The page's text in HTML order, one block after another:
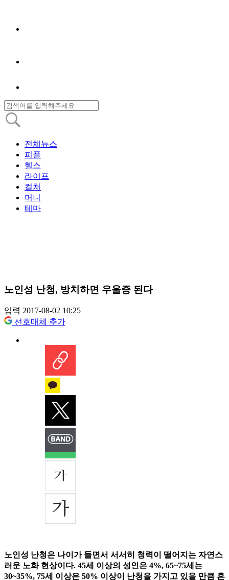
전체뉴스
피플
헬스
라이프
컬처
머니
테마
노인성 난청, 방치하면 우울증 된다
입력 2017-08-02 10:25
선호매체 추가
노인성 난청은 나이가 들면서 서서히 청력이 떨어지는 자연스
러운 노화 현상이다. 45세 이상의 성인은 4%, 65~75세는
30~35%, 75세 이상은 50% 이상이 난청을 가지고 있을 만큼 흔